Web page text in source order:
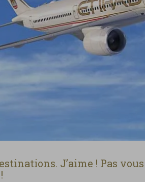
J’aime ! Pas